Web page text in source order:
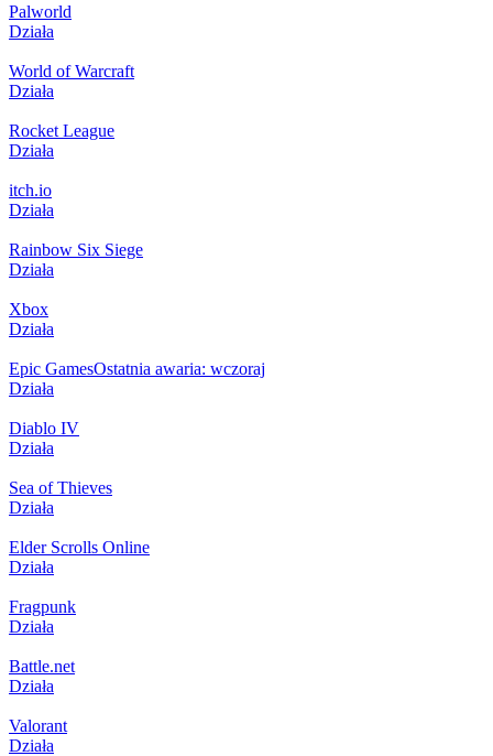
Palworld
Działa
World of Warcraft
Działa
Rocket League
Działa
itch.io
Działa
Rainbow Six Siege
Działa
Xbox
Działa
Epic GamesOstatnia awaria: wczoraj
Działa
Diablo IV
Działa
Sea of Thieves
Działa
Elder Scrolls Online
Działa
Fragpunk
Działa
Battle.net
Działa
Valorant
Działa